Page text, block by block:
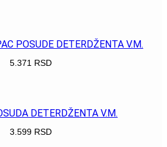
POSUDE DETERDŽENTA V.M.
5.371 RSD
DETERDŽENTA V.M.
3.599 RSD